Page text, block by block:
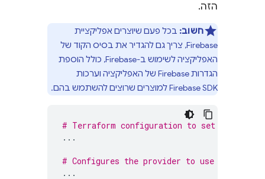
הזה.
חשוב: בכל פעם שיוצרים אפליקציית
Firebase, צריך גם להגדיר את בסיס הקוד של
האפליקציה לשימוש ב-Firebase, כולל הוספת
הגדרות Firebase של האפליקציה וערכות
Firebase SDK למוצרים שרוצים להשתמש בהם.
# Terraform configuration to set up
...
# Configures the provider to use the
...